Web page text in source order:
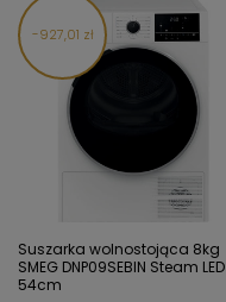
927,01 zł
Suszarka wolnostojąca 8kg
SMEG DNP09SEBIN Steam LED
54cm